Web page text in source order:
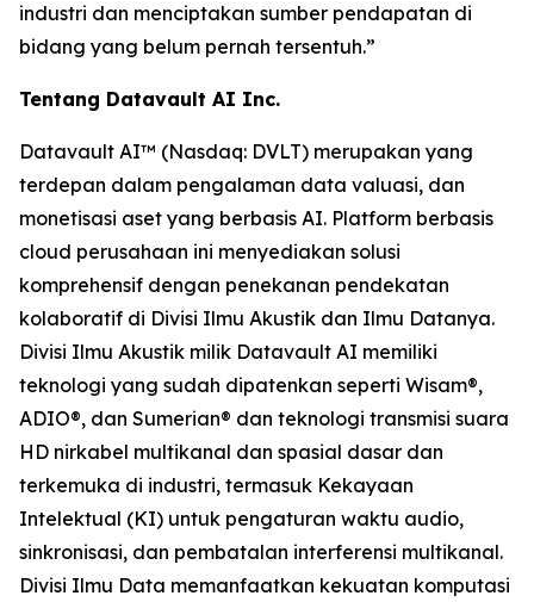
industri dan menciptakan sumber pendapatan di
bidang yang belum pernah tersentuh.”
Tentang Datavault AI Inc.
Datavault AI™ (Nasdaq: DVLT) merupakan yang
terdepan dalam pengalaman data valuasi, dan
monetisasi aset yang berbasis AI. Platform berbasis
cloud perusahaan ini menyediakan solusi
komprehensif dengan penekanan pendekatan
kolaboratif di Divisi Ilmu Akustik dan Ilmu Datanya.
Divisi Ilmu Akustik milik Datavault AI memiliki
teknologi yang sudah dipatenkan seperti Wisam®,
ADIO®, dan Sumerian® dan teknologi transmisi suara
HD nirkabel multikanal dan spasial dasar dan
terkemuka di industri, termasuk Kekayaan
Intelektual (KI) untuk pengaturan waktu audio,
sinkronisasi, dan pembatalan interferensi multikanal.
Divisi Ilmu Data memanfaatkan kekuatan komputasi